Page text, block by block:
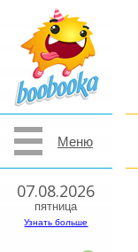
Меню
07.08.2026
пятница
Узнать больше